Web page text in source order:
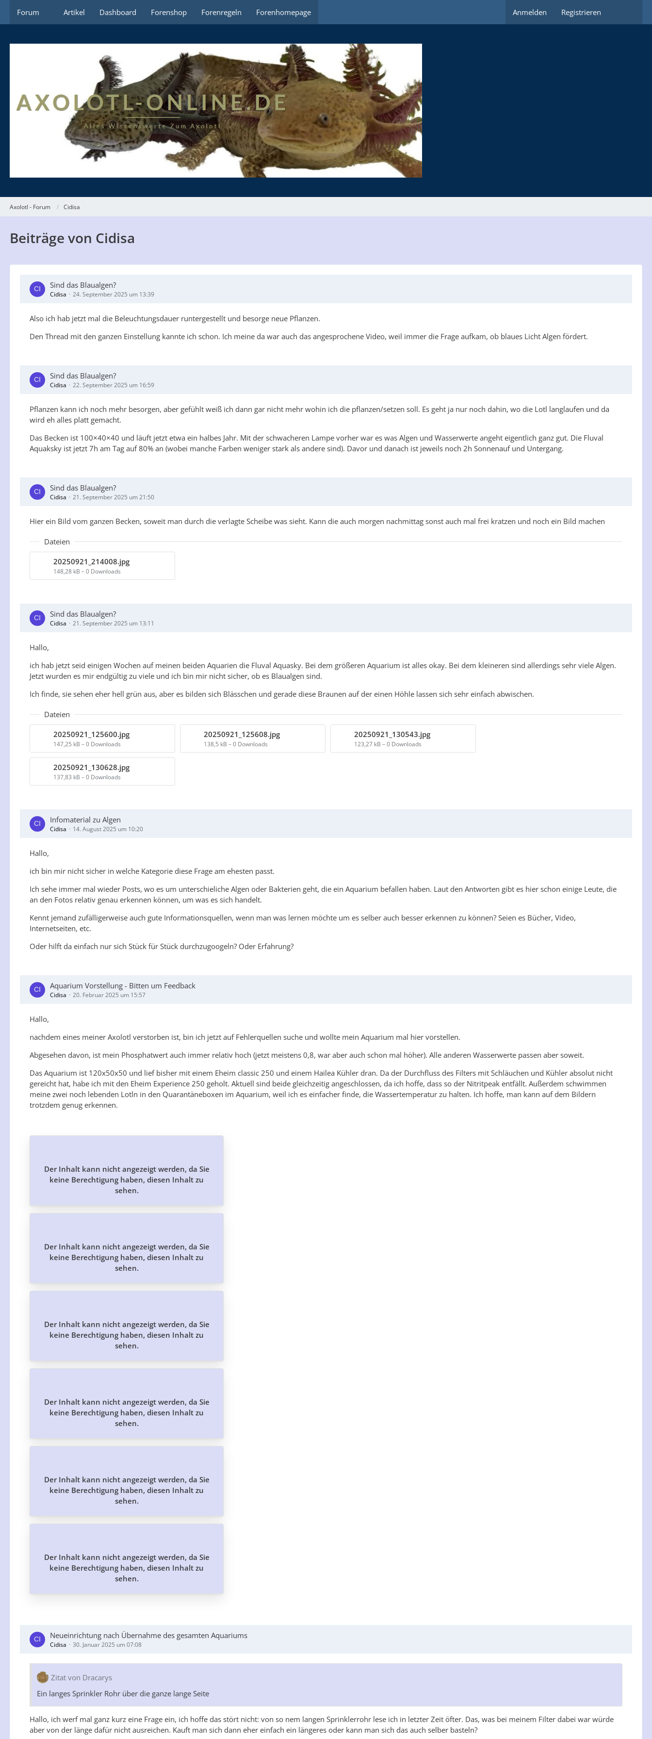
Forum Artikel Dashboard Forenshop Forenregeln Forenhomepage Anmelden Registrieren
Axolotl - Forum Cidisa
Beiträge von Cidisa
Sind das Blaualgen?
Cidisa 24. September 2025 um 13:39
Also ich hab jetzt mal die Beleuchtungsdauer runtergestellt und besorge neue Pflanzen.
Den Thread mit den ganzen Einstellung kannte ich schon. Ich meine da war auch das angesprochene Video, weil immer die Frage aufkam, ob blaues Licht Algen fördert.
Sind das Blaualgen?
Cidisa 22. September 2025 um 16:59
Pflanzen kann ich noch mehr besorgen, aber gefühlt weiß ich dann gar nicht mehr wohin ich die pflanzen/setzen soll. Es geht ja nur noch dahin, wo die Lotl langlaufen und da
wird eh alles platt gemacht.
Das Becken ist 100×40×40 und läuft jetzt etwa ein halbes Jahr. Mit der schwacheren Lampe vorher war es was Algen und Wasserwerte angeht eigentlich ganz gut. Die Fluval
Aquaksky ist jetzt 7h am Tag auf 80% an (wobei manche Farben weniger stark als andere sind). Davor und danach ist jeweils noch 2h Sonnenauf und Untergang.
Sind das Blaualgen?
Cidisa 21. September 2025 um 21:50
Hier ein Bild vom ganzen Becken, soweit man durch die verlagte Scheibe was sieht. Kann die auch morgen nachmittag sonst auch mal frei kratzen und noch ein Bild machen
Dateien
20250921_214008.jpg
148,28 kB – 0 Downloads
Sind das Blaualgen?
Cidisa 21. September 2025 um 13:11
Hallo,
ich hab jetzt seid einigen Wochen auf meinen beiden Aquarien die Fluval Aquasky. Bei dem größeren Aquarium ist alles okay. Bei dem kleineren sind allerdings sehr viele Algen.
Jetzt wurden es mir endgültig zu viele und ich bin mir nicht sicher, ob es Blaualgen sind.
Ich finde, sie sehen eher hell grün aus, aber es bilden sich Blässchen und gerade diese Braunen auf der einen Höhle lassen sich sehr einfach abwischen.
Dateien
20250921_125600.jpg
147,25 kB – 0 Downloads
20250921_125608.jpg
138,5 kB – 0 Downloads
20250921_130543.jpg
123,27 kB – 0 Downloads
20250921_130628.jpg
137,83 kB – 0 Downloads
Infomaterial zu Algen
Cidisa 14. August 2025 um 10:20
Hallo,
ich bin mir nicht sicher in welche Kategorie diese Frage am ehesten passt.
Ich sehe immer mal wieder Posts, wo es um unterschieliche Algen oder Bakterien geht, die ein Aquarium befallen haben. Laut den Antworten gibt es hier schon einige Leute, die
an den Fotos relativ genau erkennen können, um was es sich handelt.
Kennt jemand zufälligerweise auch gute Informationsquellen, wenn man was lernen möchte um es selber auch besser erkennen zu können? Seien es Bücher, Video,
Internetseiten, etc.
Oder hilft da einfach nur sich Stück für Stück durchzugoogeln? Oder Erfahrung?
Aquarium Vorstellung - Bitten um Feedback
Cidisa 20. Februar 2025 um 15:57
Hallo,
nachdem eines meiner Axolotl verstorben ist, bin ich jetzt auf Fehlerquellen suche und wollte mein Aquarium mal hier vorstellen.
Abgesehen davon, ist mein Phosphatwert auch immer relativ hoch (jetzt meistens 0,8, war aber auch schon mal höher). Alle anderen Wasserwerte passen aber soweit.
Das Aquarium ist 120x50x50 und lief bisher mit einem Eheim classic 250 und einem Hailea Kühler dran. Da der Durchfluss des Filters mit Schläuchen und Kühler absolut nicht
gereicht hat, habe ich mit den Eheim Experience 250 geholt. Aktuell sind beide gleichzeitig angeschlossen, da ich hoffe, dass so der Nitritpeak entfällt. Außerdem schwimmen
meine zwei noch lebenden Lotln in den Quarantäneboxen im Aquarium, weil ich es einfacher finde, die Wassertemperatur zu halten. Ich hoffe, man kann auf dem Bildern
trotzdem genug erkennen.
Der Inhalt kann nicht angezeigt werden, da Sie
keine Berechtigung haben, diesen Inhalt zu
sehen.
Der Inhalt kann nicht angezeigt werden, da Sie
keine Berechtigung haben, diesen Inhalt zu
sehen.
Der Inhalt kann nicht angezeigt werden, da Sie
keine Berechtigung haben, diesen Inhalt zu
sehen.
Der Inhalt kann nicht angezeigt werden, da Sie
keine Berechtigung haben, diesen Inhalt zu
sehen.
Der Inhalt kann nicht angezeigt werden, da Sie
keine Berechtigung haben, diesen Inhalt zu
sehen.
Der Inhalt kann nicht angezeigt werden, da Sie
keine Berechtigung haben, diesen Inhalt zu
sehen.
Neueinrichtung nach Übernahme des gesamten Aquariums
Cidisa 30. Januar 2025 um 07:08
Zitat von Dracarys
Ein langes Sprinkler Rohr über die ganze lange Seite
Hallo, ich werf mal ganz kurz eine Frage ein, ich hoffe das stört nicht: von so nem langen Sprinklerrohr lese ich in letzter Zeit öfter. Das, was bei meinem Filter dabei war würde
aber von der länge dafür nicht ausreichen. Kauft man sich dann eher einfach ein längeres oder kann man sich das auch selber basteln?